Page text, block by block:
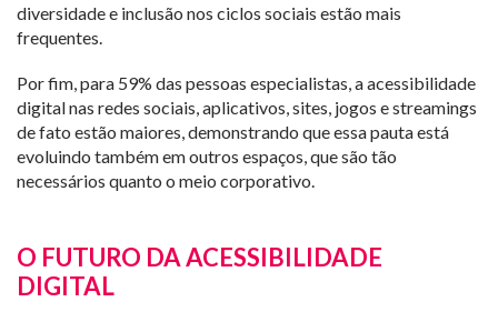
diversidade e inclusão nos ciclos sociais estão mais
frequentes.
Por fim, para 59% das pessoas especialistas, a acessibilidade
digital nas redes sociais, aplicativos, sites, jogos e streamings
de fato estão maiores, demonstrando que essa pauta está
evoluindo também em outros espaços, que são tão
necessários quanto o meio corporativo.
O FUTURO DA ACESSIBILIDADE
DIGITAL